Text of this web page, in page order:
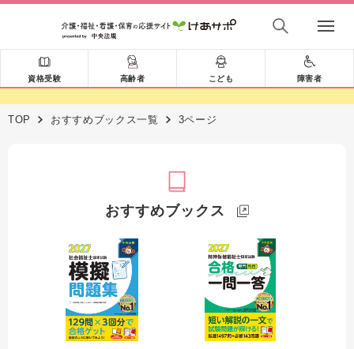
資格受験 高齢者 こども 障害者
TOP おすすめブックス一覧 3ページ
おすすめブックス